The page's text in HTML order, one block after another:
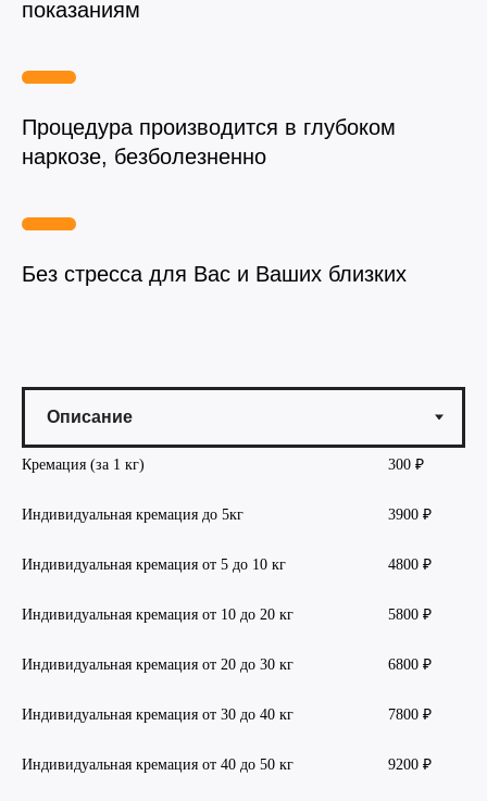
показаниям
Процедура производится в глубоком
наркозе, безболезненно
Без стресса для Вас и Ваших близких
Кремация (за 1 кг) 300 ₽
Индивидуальная кремация до 5кг 3900 ₽
Индивидуальная кремация от 5 до 10 кг 4800 ₽
Индивидуальная кремация от 10 до 20 кг 5800 ₽
Индивидуальная кремация от 20 до 30 кг 6800 ₽
Индивидуальная кремация от 30 до 40 кг 7800 ₽
Индивидуальная кремация от 40 до 50 кг 9200 ₽